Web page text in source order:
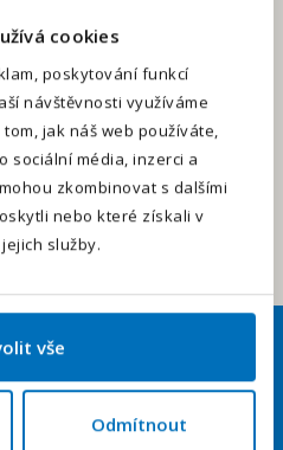
cookies
poskytování funkcí
návštěvnosti využíváme
jak náš web používáte,
sociální média, inzerci a
zkombinovat s dalšími
nebo které získali v
služby.
vše
Odmítnout
osobních údajů.